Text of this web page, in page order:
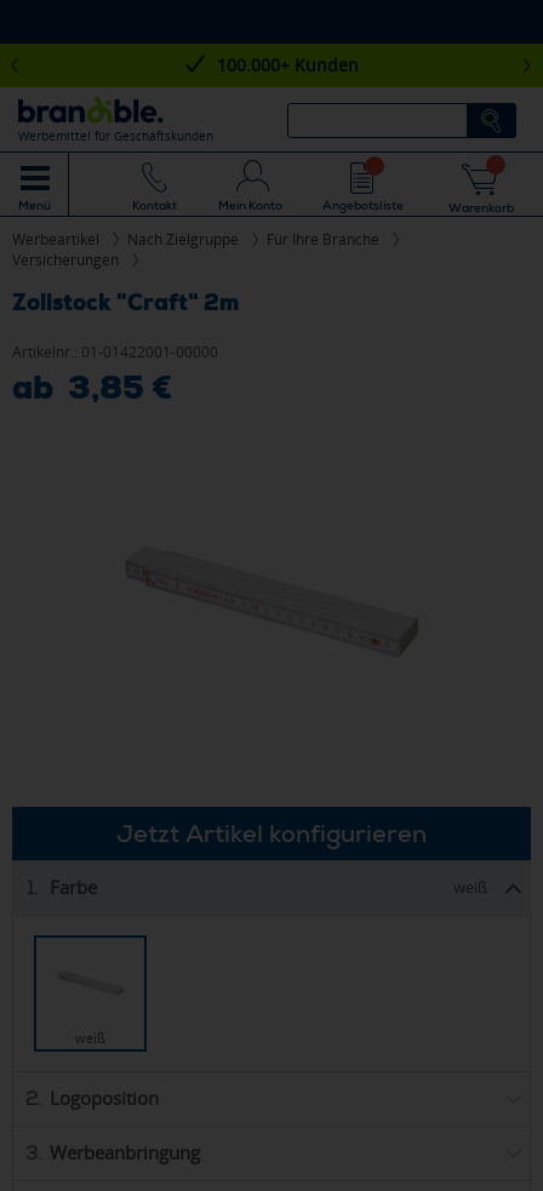
100.000+ Kunden
Werbemittel für Geschäftskunden
Menü Kontakt Mein Konto Angebotsliste Warenkorb
Werbeartikel Nach Zielgruppe
Für Ihre Branche
Versicherungen
Zollstock "Craft" 2m
Artikelnr.: 01-01422001-00000
ab 3,85 €
Jetzt Artikel konfigurieren
1. Farbe weiß
weiß
2. Logoposition
3. Werbeanbringung